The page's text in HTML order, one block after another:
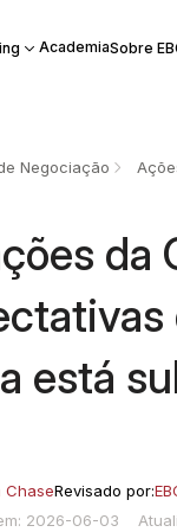
AcademiaSobre
Negociação
da
está
ChaseRevisado por:
2026-06-03